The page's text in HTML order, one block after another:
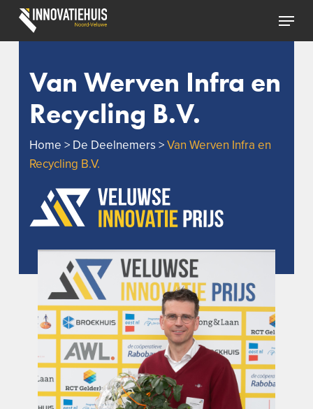
Skip
main
Menu
Van Werven Infra en
Recycling B.V.
Home > De Deelnemers >Van Werven Infra en
Recycling B.V.
Close